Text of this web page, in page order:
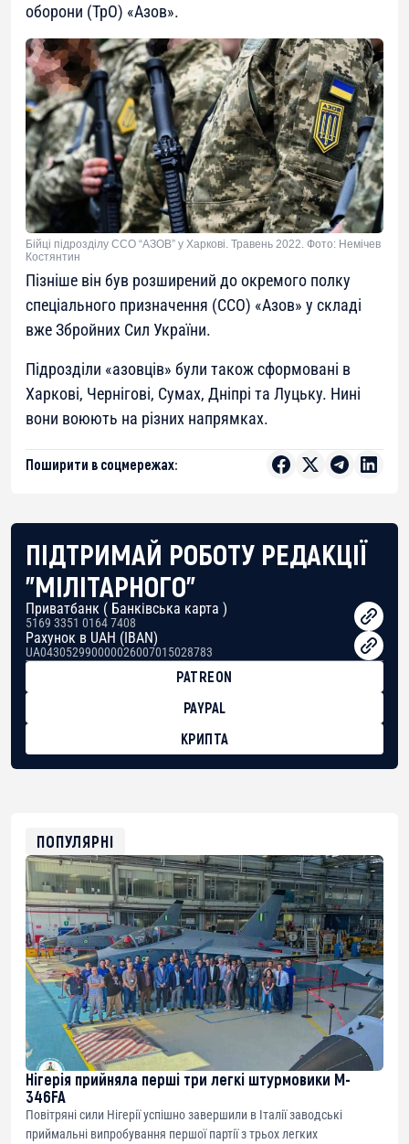
оборони (ТрО) «Азов».
Бійці підрозділу ССО “АЗОВ” у Харкові. Травень 2022. Фото: Немічев
Костянтин
Пізніше він був розширений до окремого полку
спеціального призначення (ССО) «Азов» у складі
вже Збройних Сил України.
Підрозділи «азовців» були також сформовані в
Харкові, Чернігові, Сумах, Дніпрі та Луцьку. Нині
вони воюють на різних напрямках.
Поширити в соцмережах:
ПІДТРИМАЙ РОБОТУ РЕДАКЦІЇ
"МІЛІТАРНОГО"
Приватбанк ( Банківська карта )
5169 3351 0164 7408
Рахунок в UAH (IBAN)
UA043052990000026007015028783
PATREON
PAYPAL
КРИПТА
0xfD02863D3289416fcF50975c9DFda13623f97758
ПОПУЛЯРНІ
Нігерія прийняла перші три легкі штурмовики M-
346FA
Повітряні сили Нігерії успішно завершили в Італії заводські
приймальні випробування першої партії з трьох легких